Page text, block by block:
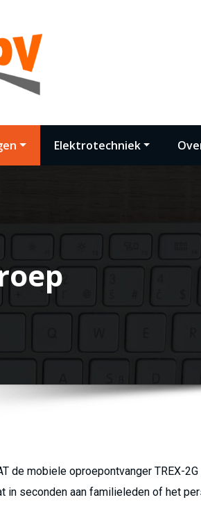
Elektrotechniek
de mobiele oproepontvanger TREX-
seconden aan familieleden of het